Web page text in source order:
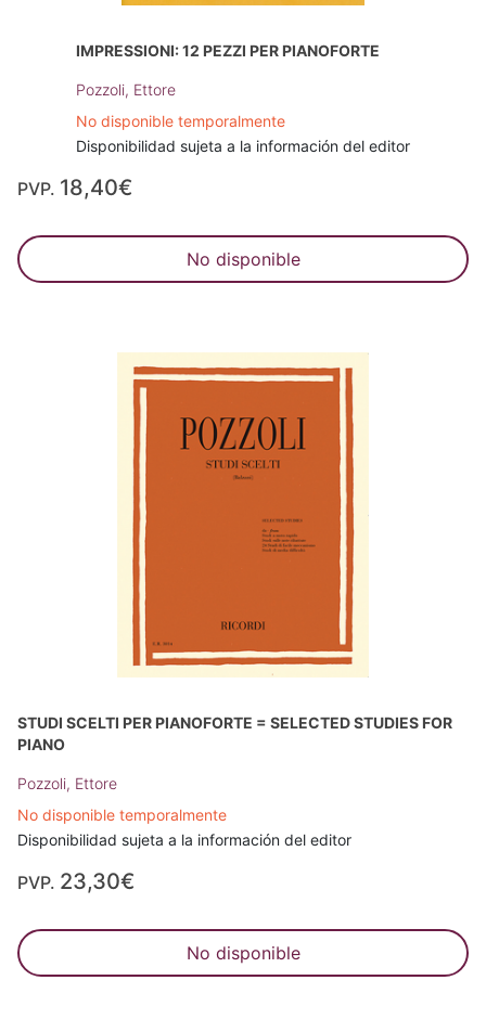
IMPRESSIONI: 12 PEZZI PER PIANOFORTE
Pozzoli, Ettore
No disponible temporalmente
Disponibilidad sujeta a la información del editor
PVP. 18,40€
No disponible
STUDI SCELTI PER PIANOFORTE = SELECTED STUDIES FOR
PIANO
Pozzoli, Ettore
No disponible temporalmente
Disponibilidad sujeta a la información del editor
PVP. 23,30€
No disponible